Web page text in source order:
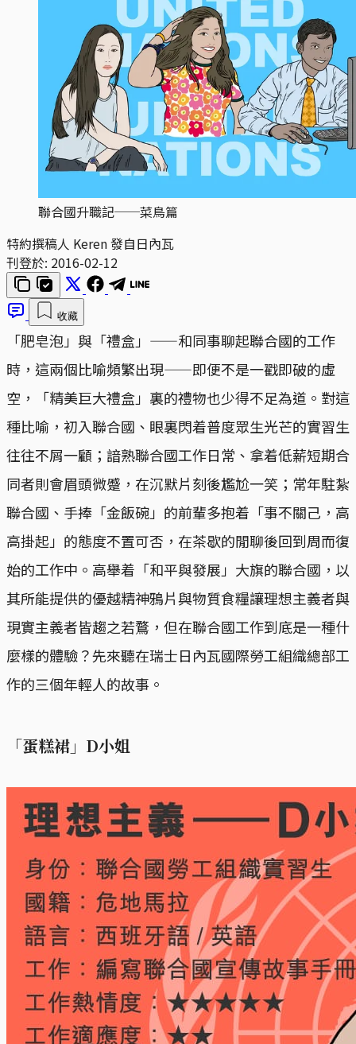
聯合國升職記──菜鳥篇
特約撰稿人 Keren 發自日內瓦
刊登於: 2016-02-12
收藏
「肥皂泡」與「禮盒」——和同事聊起聯合國的工作
時，這兩個比喻頻繁出現——即便不是一戳即破的虛
空，「精美巨大禮盒」裏的禮物也少得不足為道。對這
種比喻，初入聯合國、眼裏閃着普度眾生光芒的實習生
往往不屑一顧；諳熟聯合國工作日常、拿着低薪短期合
同者則會眉頭微蹙，在沉默片刻後尷尬一笑；常年駐紮
聯合國、手捧「金飯碗」的前輩多抱着「事不關己，高
高掛起」的態度不置可否，在茶歇的閒聊後回到周而復
始的工作中。高舉着「和平與發展」大旗的聯合國，以
其所能提供的優越精神鴉片與物質食糧讓理想主義者與
現實主義者皆趨之若鶩，但在聯合國工作到底是一種什
麼樣的體驗？先來聽在瑞士日內瓦國際勞工組織總部工
作的三個年輕人的故事。
「蛋糕裙」D小姐